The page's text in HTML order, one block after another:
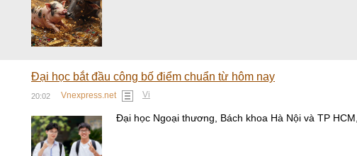
Đại học bắt đầu công bố điểm chuẩn từ hôm nay
20:02 Vnexpress.net Vi
Đại học Ngoại thương, Bách khoa Hà Nội và TP